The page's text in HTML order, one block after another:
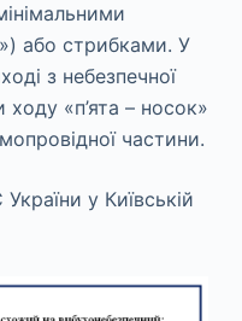
або стрибками. У
з небезпечної
ходу «п’ята – носок»
частини.
у Київській